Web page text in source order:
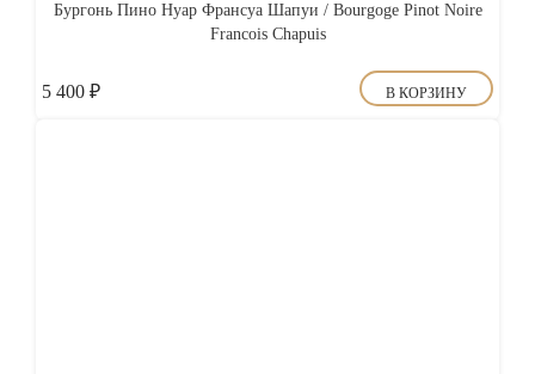
Бургонь Пино Нуар Франсуа Шапуи / Bourgoge Pinot Noire
Francois Chapuis
5 400 ₽ В КОРЗИНУ